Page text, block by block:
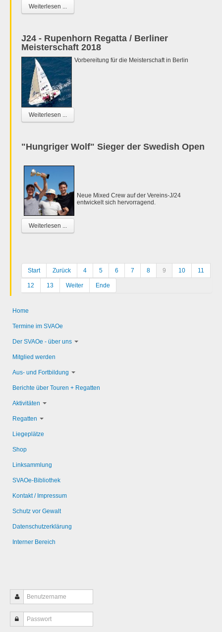
Weiterlesen ...
J24 - Rupenhorn Regatta / Berliner
Meisterschaft 2018
Vorbereitung für die Meisterschaft in Berlin
Weiterlesen ...
"Hungriger Wolf" Sieger der Swedish Open
Neue Mixed Crew auf der Vereins-J/24
entwickelt sich hervorragend.
Weiterlesen ...
Start Zurück 4 5 6 7 8 9 10 11
12 13 Weiter Ende
Home
Termine im SVAOe
Der SVAOe - über uns
Mitglied werden
Aus- und Fortbildung
Berichte über Touren + Regatten
Aktivitäten
Regatten
Liegeplätze
Shop
Linksammlung
SVAOe-Bibliothek
Kontakt / Impressum
Schutz vor Gewalt
Datenschutzerklärung
Interner Bereich